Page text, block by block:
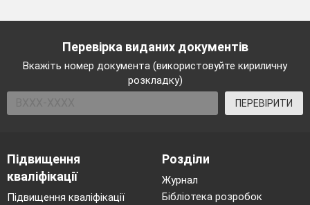
Перевірка виданих документів
Вкажіть номер документа (використовуйте кириличну
розкладку)
ПЕРЕВІРИТИ
Підвищення
кваліфікації
Підвищення кваліфікації
Розділи
Журнал
Бібліотека розробок